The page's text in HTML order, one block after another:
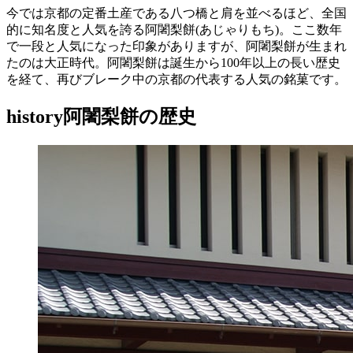
今では京都の定番土産である八つ橋と肩を並べるほど、全国
的に知名度と人気を誇る阿闍梨餅(あじゃりもち)。ここ数年
で一段と人気になった印象がありますが、阿闍梨餅が生まれ
たのは大正時代。阿闍梨餅は誕生から100年以上の長い歴史
を経て、再びブレーク中の京都の代表する人気の銘菓です。
history阿闍梨餅の歴史